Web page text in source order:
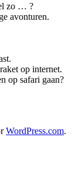
zo … ?
avonturen.
op internet.
op safari gaan?
WordPress.com.